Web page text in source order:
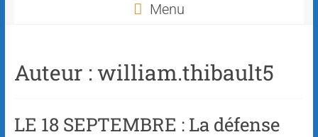
Menu
Auteur : william.thibault5
LE 18 SEPTEMBRE : La défense